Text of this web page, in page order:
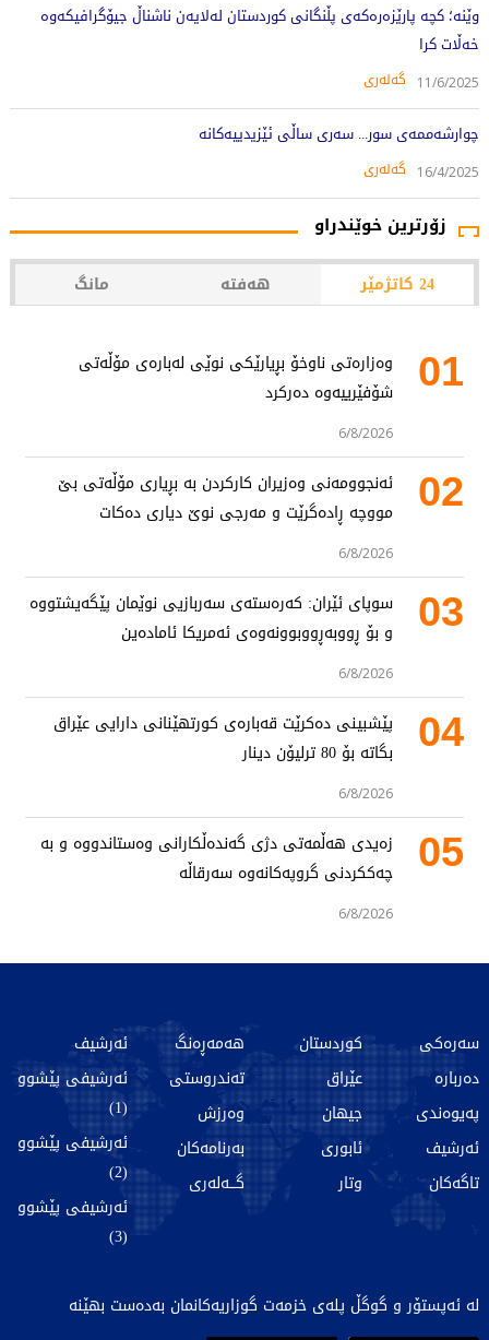
وێنە؛ کچە پارێزەرەکەى پڵنگانى کوردستان لەلایەن ناشناڵ جیۆگرافیکەوە
خەڵات کرا
11/6/2025 گەلەری
چوارشەممەی سور... سەری ساڵی ئێزیدییەکانە
16/4/2025 گەلەری
زۆرترین خوێندراو
24 کاتژمێر هەفتە مانگ
01
وەزارەتی ناوخۆ بڕیارێکی نوێی لەبارەی مۆڵەتی
شۆفێرییەوە دەرکرد
6/8/2026
02
ئەنجوومەنی وەزیران کارکردن بە بڕیاری مۆڵەتی بێ
مووچە ڕادەگرێت و مەرجی نوێ دیاری دەکات
6/8/2026
03
سوپای ئێران: کەرەستەی سەربازیی نوێمان پێگەیشتووە
و بۆ ڕووبەڕووبوونەوەی ئەمریکا ئامادەین
6/8/2026
04
پێشبینی دەکرێت قەبارەی کورتهێنانی دارایی عێراق
بگاتە بۆ 80 ترلیۆن دینار
6/8/2026
05
زەیدی هەڵمەتی دژی گەندەڵکارانی وەستاندووە و بە
چەککردنی گروپەکانەوە سەرقاڵە
6/8/2026
سەرەکی
دەربارە
پەیوەندی
ئەرشیف
تاگەکان
کوردستان
عێراق
جیهان
ئابوری
وتار
هەمەڕەنگ
تەندروستی
وەرزش
بەرنامەکان
گـــەلەری
ئەرشیف
ئەرشیفی پێشوو
(1)
ئەرشیفی پێشوو
(2)
ئەرشیفی پێشوو
(3)
لە ئەپستۆر و گوگڵ پلەی خزمەت گوزاریەکانمان بەدەست بهێنە